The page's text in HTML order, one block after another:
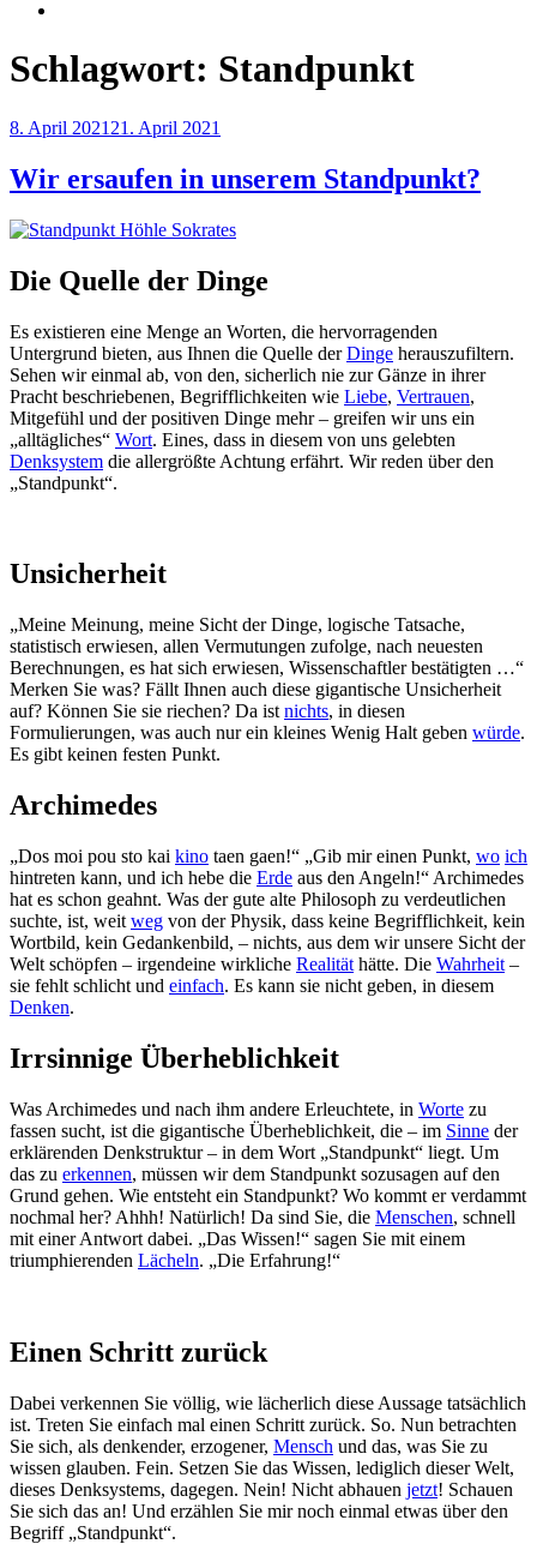
Schlagwort: Standpunkt
Veröffentlicht
8. April 2021 21. April 2021
Wir ersaufen in unserem Standpunkt?
Die Quelle der Dinge
Es existieren eine Menge an Worten, die hervorragenden
Untergrund bieten, aus Ihnen die Quelle derDinge herauszufiltern.
Sehen wir einmal ab, von den, sicherlich nie zur Gänze in ihrer
Pracht beschriebenen, Begrifflichkeiten wie Liebe, Vertrauen,
Mitgefühl und der positiven Dinge mehr – greifen wir uns ein
„alltägliches“ Wort. Eines, dass in diesem von uns gelebten
Denksystem die allergrößte Achtung erfährt. Wir reden über den
„Standpunkt“.
Unsicherheit
„Meine Meinung, meine Sicht der Dinge, logische Tatsache,
statistisch erwiesen, allen Vermutungen zufolge, nach neuesten
Berechnungen, es hat sich erwiesen, Wissenschaftler bestätigten …“
Merken Sie was? Fällt Ihnen auch diese gigantische Unsicherheit
auf? Können Sie sie riechen? Da ist nichts, in diesen
Formulierungen, was auch nur ein kleines Wenig Halt geben würde.
Es gibt keinen festen Punkt.
Archimedes
„Dos moi pou sto kai kino taen gaen!“ „Gib mir einen Punkt, wo ich
hintreten kann, und ich hebe die Erde aus den Angeln!“ Archimedes
hat es schon geahnt. Was der gute alte Philosoph zu verdeutlichen
suchte, ist, weit weg von der Physik, dass keine Begrifflichkeit, kein
Wortbild, kein Gedankenbild, – nichts, aus dem wir unsere Sicht der
Welt schöpfen – irgendeine wirkliche Realität hätte. Die Wahrheit –
sie fehlt schlicht und einfach. Es kann sie nicht geben, in diesem
Denken.
Irrsinnige Überheblichkeit
Was Archimedes und nach ihm andere Erleuchtete, in Worte zu
fassen sucht, ist die gigantische Überheblichkeit, die – im Sinne der
erklärenden Denkstruktur – in dem Wort „Standpunkt“ liegt. Um
das zu erkennen, müssen wir dem Standpunkt sozusagen auf den
Grund gehen. Wie entsteht ein Standpunkt? Wo kommt er verdammt
nochmal her? Ahhh! Natürlich! Da sind Sie, die Menschen, schnell
mit einer Antwort dabei. „Das Wissen!“ sagen Sie mit einem
triumphierenden Lächeln. „Die Erfahrung!“
Einen Schritt zurück
Dabei verkennen Sie völlig, wie lächerlich diese Aussage tatsächlich
ist. Treten Sie einfach mal einen Schritt zurück. So. Nun betrachten
Sie sich, als denkender, erzogener, Mensch und das, was Sie zu
wissen glauben. Fein. Setzen Sie das Wissen, lediglich dieser Welt,
dieses Denksystems, dagegen. Nein! Nicht abhauen jetzt! Schauen
Sie sich das an! Und erzählen Sie mir noch einmal etwas über den
Begriff „Standpunkt“.